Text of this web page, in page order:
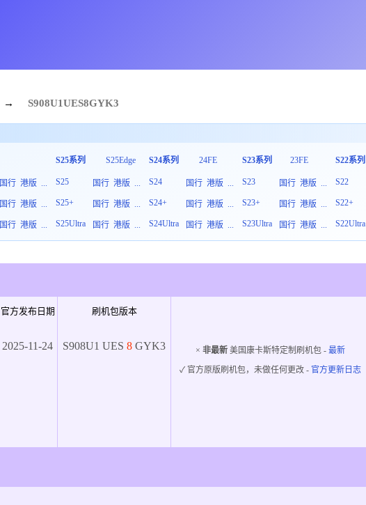
→ S908U1UES8GYK3
国行 港版 ...
国行 港版 ...
国行 港版 ...
S25系列 S25Edge
S25 国行 港版 ...
S25+
国行 港版 ...
S25Ultra
国行 港版 ...
S24系列 24FE
S24 国行 港版 ...
S24+
国行 港版 ...
S24Ultra
国行 港版 ...
S23系列 23FE
S23 国行 港版 ...
S23+
国行 港版 ...
S23Ultra
国行 港版 ...
S22系列
S22
S22+
S22Ultra
官方发布日期 刷机包版本
2025-11-24 S908U1 UES 8 GYK3 ×非最新 美国康卡斯特定制刷机包 -最新
✓ 官方原版刷机包，未做任何更改 - 官方更新日志